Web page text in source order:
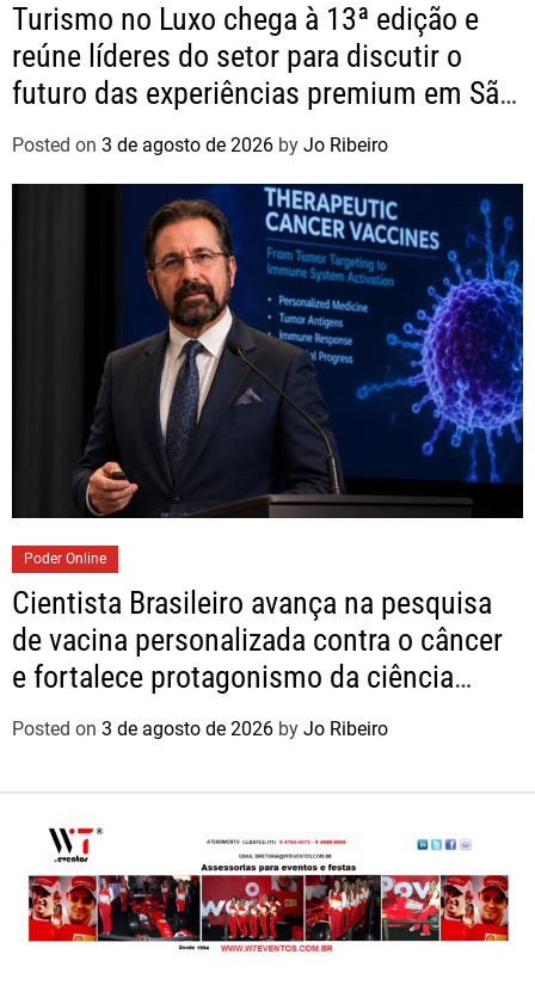
Turismo no Luxo chega à 13ª edição e
reúne líderes do setor para discutir o
futuro das experiências premium em São
Paulo
Posted on 3 de agosto de 2026 by Jo Ribeiro
Poder Online
Cientista Brasileiro avança na pesquisa
de vacina personalizada contra o câncer
e fortalece protagonismo da ciência
nacional
Posted on 3 de agosto de 2026 by Jo Ribeiro